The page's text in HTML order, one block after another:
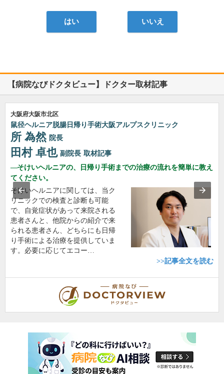
はい いいえ
【病院なびドクタビュー】ドクター取材記事
大阪府大阪市北区
鼠径ヘルニア脱腸日帰り手術大阪アルプスクリニック
所 為然 院長
田村 卓也 副院長 取材記事
そけいヘルニアの、日帰り手術までの治療の流れを簡単に教え
てください。
そけいヘルニアに関しては、当ク
リニックでの検査と診断も可能
で、自覚症状があって来院される
患者さんと、他院からの紹介で来
られる患者さん、どちらにも日帰
り手術による治療を提供していま
す。必要に応じてエコー…
>>記事全文を読む